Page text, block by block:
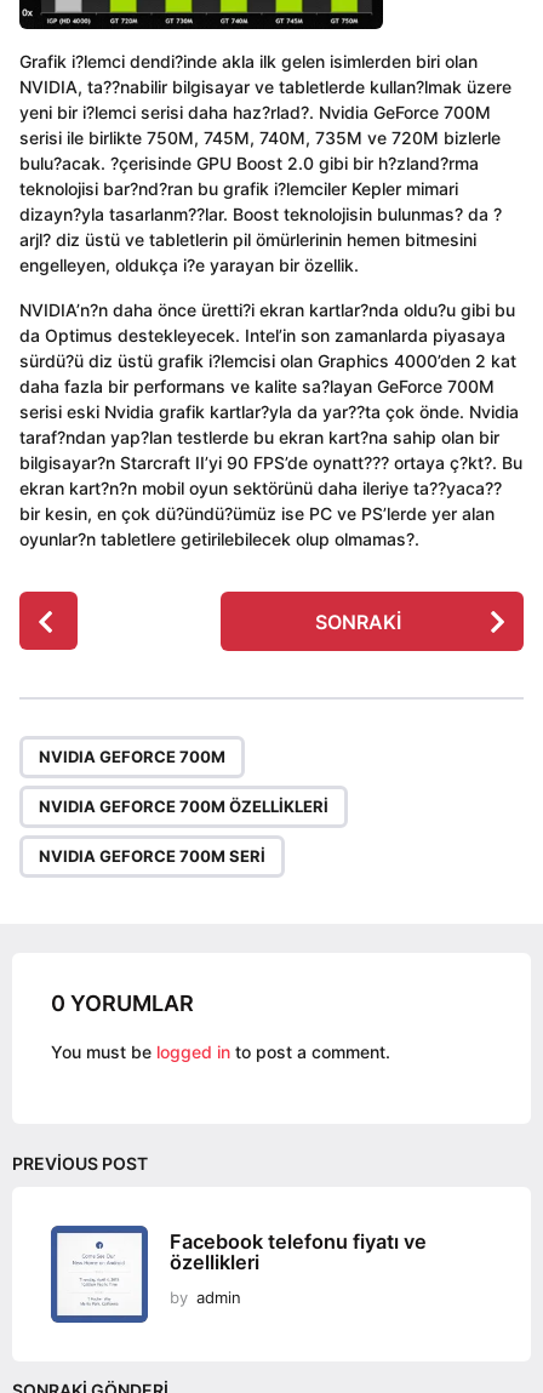
Grafik i?lemci dendi?inde akla ilk gelen isimlerden biri olan
NVIDIA, ta??nabilir bilgisayar ve tabletlerde kullan?lmak üzere
yeni bir i?lemci serisi daha haz?rlad?. Nvidia GeForce 700M
serisi ile birlikte 750M, 745M, 740M, 735M ve 720M bizlerle
bulu?acak. ?çerisinde GPU Boost 2.0 gibi bir h?zland?rma
teknolojisi bar?nd?ran bu grafik i?lemciler Kepler mimari
dizayn?yla tasarlanm??lar. Boost teknolojisin bulunmas? da ?
arjl? diz üstü ve tabletlerin pil ömürlerinin hemen bitmesini
engelleyen, oldukça i?e yarayan bir özellik.
NVIDIA’n?n daha önce üretti?i ekran kartlar?nda oldu?u gibi bu
da Optimus destekleyecek. Intel’in son zamanlarda piyasaya
sürdü?ü diz üstü grafik i?lemcisi olan Graphics 4000’den 2 kat
daha fazla bir performans ve kalite sa?layan GeForce 700M
serisi eski Nvidia grafik kartlar?yla da yar??ta çok önde. Nvidia
taraf?ndan yap?lan testlerde bu ekran kart?na sahip olan bir
bilgisayar?n Starcraft II’yi 90 FPS’de oynatt??? ortaya ç?kt?. Bu
ekran kart?n?n mobil oyun sektörünü daha ileriye ta??yaca??
bir kesin, en çok dü?ündü?ümüz ise PC ve PS’lerde yer alan
oyunlar?n tabletlere getirilebilecek olup olmamas?.
P
o
t
P
a
g
i
SONRAKI
NVIDIA GEFORCE 700M
NVIDIA GEFORCE 700M ÖZELLIKLERI
NVIDIA GEFORCE 700M SERI
0 YORUMLAR
You must be logged in to post a comment.
PREVIOUS POST
Facebook telefonu fiyatı ve
özellikleri
by admin